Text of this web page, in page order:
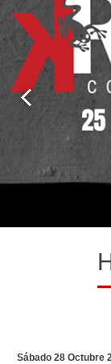
Sábado 28 Octubre